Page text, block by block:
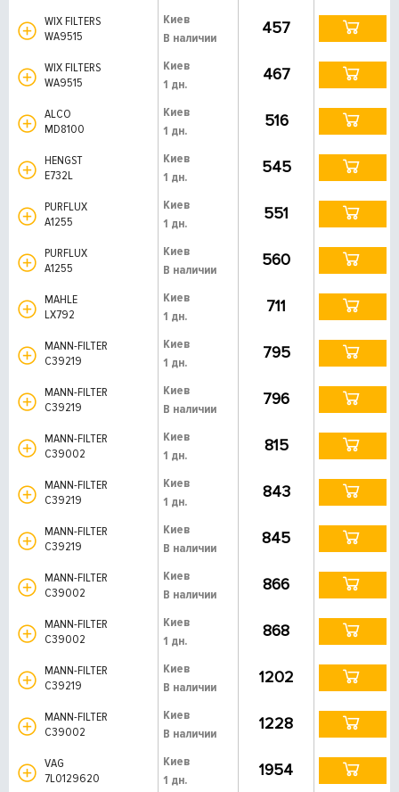
WIX FILTERS
WA9515
Киев
В наличии
457
WIX FILTERS
WA9515
Киев
1 дн.
467
ALCO
MD8100
Киев
1 дн.
516
HENGST
E732L
Киев
1 дн.
545
PURFLUX
A1255
Киев
1 дн.
551
PURFLUX
A1255
Киев
В наличии
560
MAHLE
LX792
Киев
1 дн.
711
MANN-FILTER
C39219
Киев
1 дн.
795
MANN-FILTER
C39219
Киев
В наличии
796
MANN-FILTER
C39002
Киев
1 дн.
815
MANN-FILTER
C39219
Киев
1 дн.
843
MANN-FILTER
C39219
Киев
В наличии
845
MANN-FILTER
C39002
Киев
В наличии
866
MANN-FILTER
C39002
Киев
1 дн.
868
MANN-FILTER
C39219
Киев
В наличии
1202
MANN-FILTER
C39002
Киев
В наличии
1228
VAG
7L0129620
Киев
1 дн.
1954